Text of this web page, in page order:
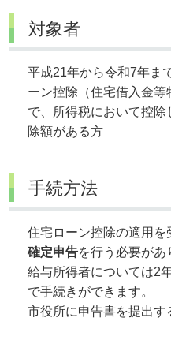
対象者
平成21年から令和7年ま
ーン控除（住宅借入金
で、所得税において控
除額がある方
手続方法
住宅ローン控除の適用
確定申告を行う必要があ
給与所得者については2
で手続きができます。
市役所に申告書を提出す